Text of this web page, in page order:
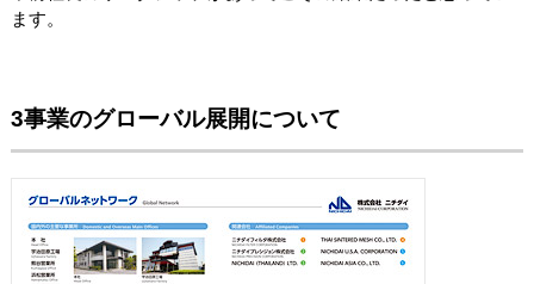
ます。
3事業のグローバル展開について